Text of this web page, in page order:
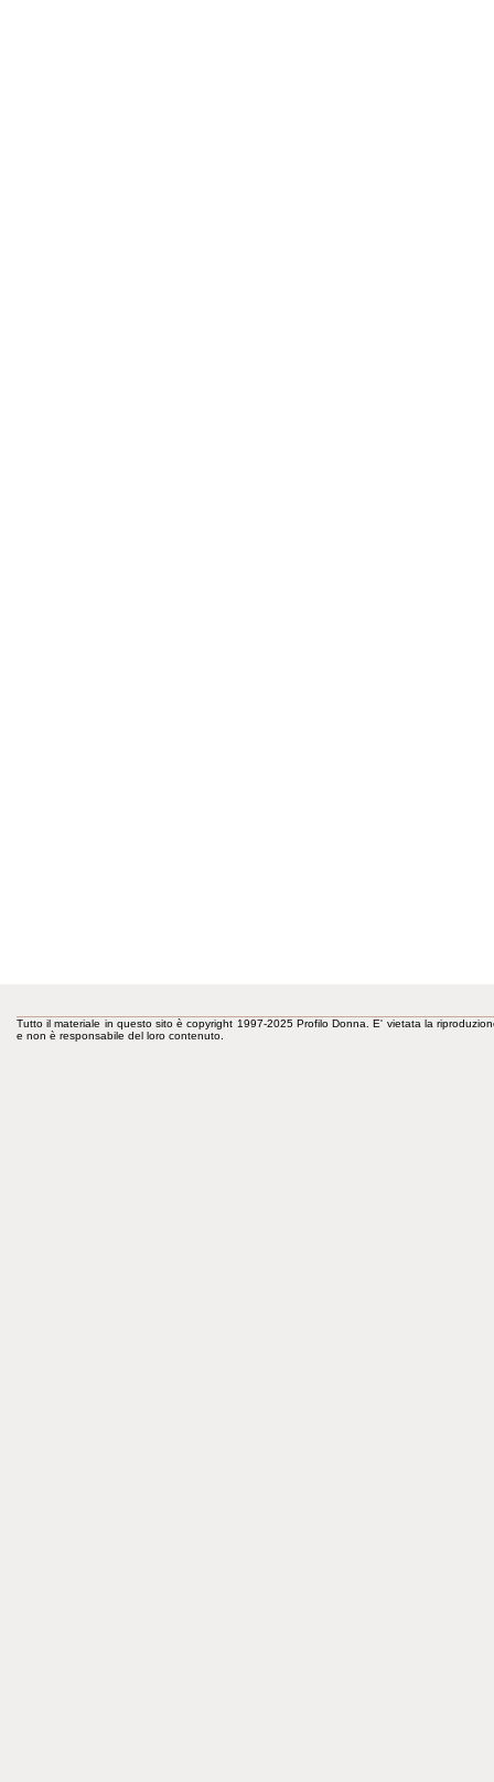
Tutto il materiale in questo sito è copyright 1997-2025 Profilo Donna. E' vietata la
e non è responsabile del loro contenuto.